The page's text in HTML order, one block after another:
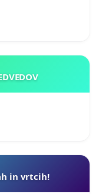
in vrtcih!